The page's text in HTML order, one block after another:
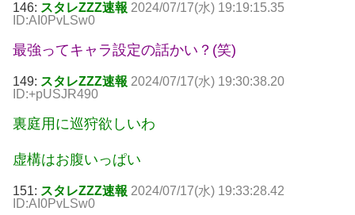
146: スタレZZZ速報 2024/07/17(水) 19:19:15.35
ID:AI0PvLSw0
最強ってキャラ設定の話かい？(笑)
149: スタレZZZ速報 2024/07/17(水) 19:30:38.20
ID:+pUSJR490
裏庭用に巡狩欲しいわ
虚構はお腹いっぱい
151: スタレZZZ速報 2024/07/17(水) 19:33:28.42
ID:AI0PvLSw0